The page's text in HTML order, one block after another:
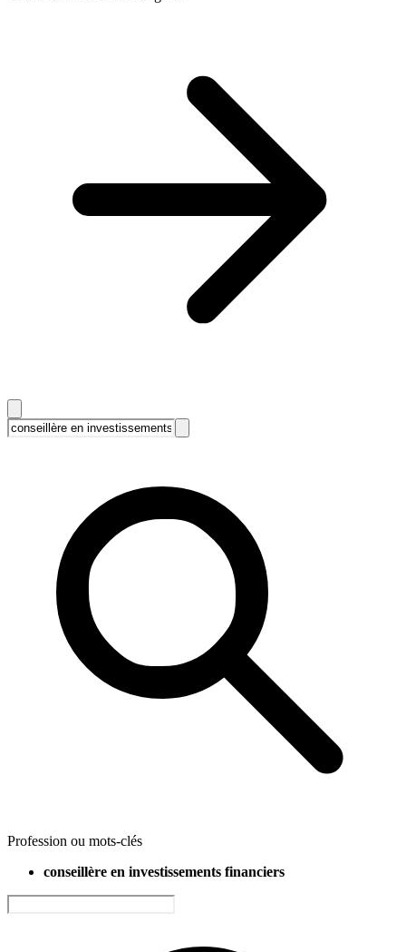
Profession ou mots-clés
conseillère en investissements financiers